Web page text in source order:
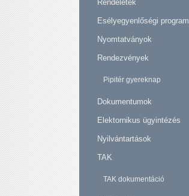
Rendeletek
Esélyegyenlőségi program
Nyomtatványok
Rendezvények
Pipitér gyereknap
Dokumentumok
Elektornikus ügyintézés
Nyilvántartások
TAK
TAK dokumentáció